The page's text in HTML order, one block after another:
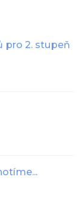
pro 2. stupeň